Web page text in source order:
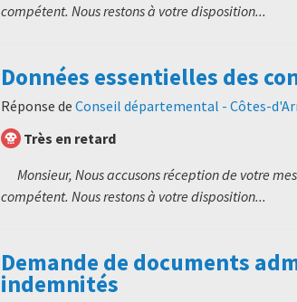
compétent. Nous restons à votre disposition...
Données essentielles des
Réponse de Conseil départemental - Côtes-
Très en retard
Monsieur, Nous accusons réception de votre
compétent. Nous restons à votre disposition...
Demande de documents
indemnités